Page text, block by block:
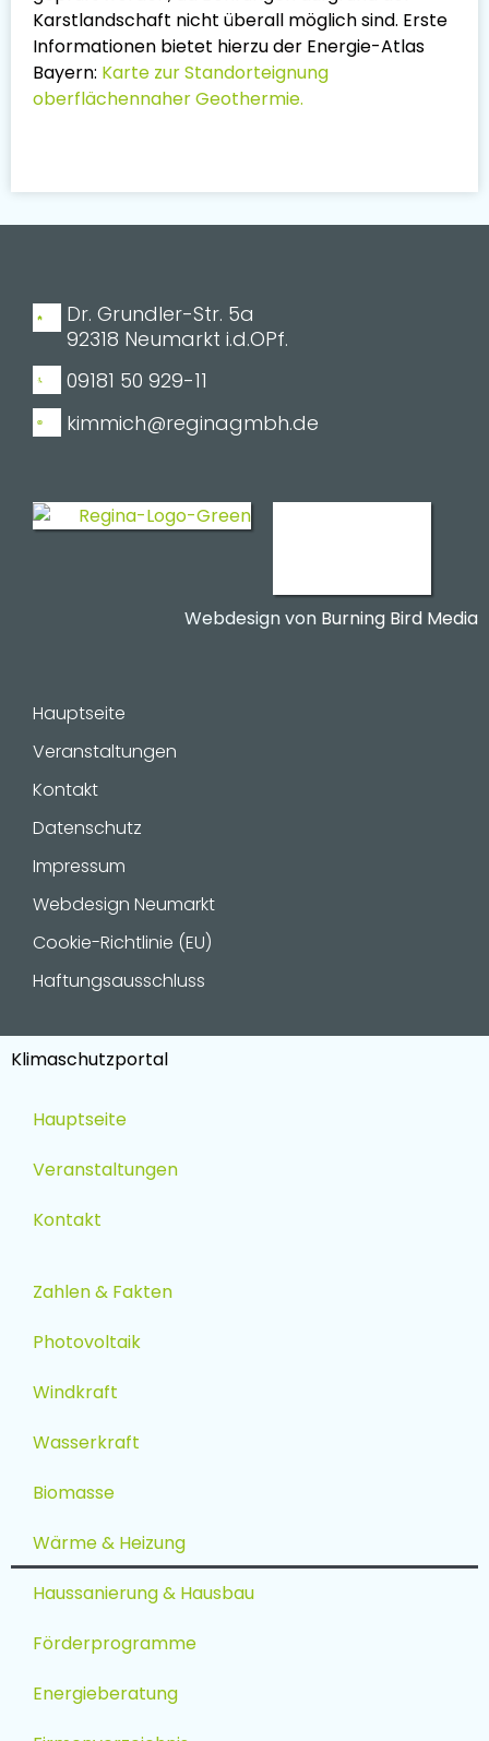
Karstlandschaft nicht überall möglich sind. Erste
Informationen bietet hierzu der Energie-Atlas
Bayern: Karte zur Standorteignung
oberflächennaher Geothermie.
Dr. Grundler-Str. 5a
92318 Neumarkt i.d.OPf.
09181 50 929-11
kimmich@reginagmbh.de
Webdesign von Burning Bird Media
Hauptseite
Veranstaltungen
Kontakt
Datenschutz
Impressum
Webdesign Neumarkt
Cookie-Richtlinie (EU)
Haftungsausschluss
Klimaschutzportal
Hauptseite
Veranstaltungen
Kontakt
Zahlen & Fakten
Photovoltaik
Windkraft
Wasserkraft
Biomasse
Wärme & Heizung
Haussanierung & Hausbau
Förderprogramme
Energieberatung